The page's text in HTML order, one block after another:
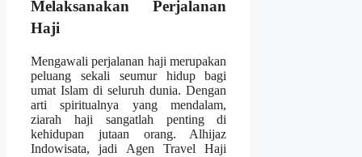
Melaksanakan Perjalanan
Haji
Mengawali perjalanan haji merupakan
peluang sekali seumur hidup bagi
umat Islam di seluruh dunia. Dengan
arti spiritualnya yang mendalam,
ziarah haji sangatlah penting di
kehidupan jutaan orang. Alhijaz
Indowisata, jadi Agen Travel Haji